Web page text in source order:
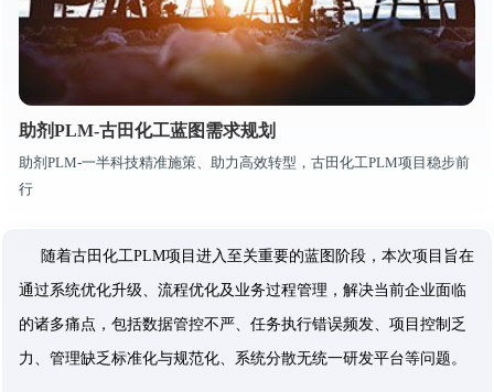
助剂PLM-古田化工蓝图需求规划
助剂PLM-一半科技精准施策、助力高效转型，古田化工PLM项目稳步前
行
随着古田化工PLM项目进入至关重要的蓝图阶段，本次项目旨在
通过系统优化升级、流程优化及业务过程管理，解决当前企业面临
的诸多痛点，包括数据管控不严、任务执行错误频发、项目控制乏
力、管理缺乏标准化与规范化、系统分散无统一研发平台等问题。